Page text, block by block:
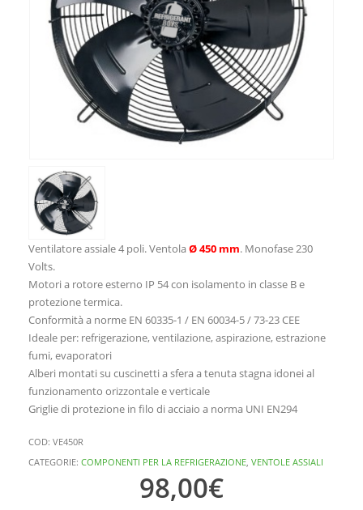
Ventilatore assiale 4 poli. VentolaØ 450 mm. Monofase 230
Volts.
Motori a rotore esterno IP 54 con isolamento in classe B e
protezione termica.
Conformità a norme EN 60335-1 / EN 60034-5 / 73-23 CEE
Ideale per: refrigerazione, ventilazione, aspirazione, estrazione
fumi, evaporatori
Alberi montati su cuscinetti a sfera a tenuta stagna idonei al
funzionamento orizzontale e verticale
Griglie di protezione in filo di acciaio a norma UNI EN294
COD: VE450R
CATEGORIE: COMPONENTI PER LA REFRIGERAZIONE, VENTOLE ASSIALI
98,00€